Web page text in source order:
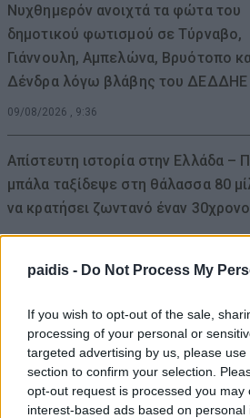
paidis - Do Not Process My
If you wish to opt-out of the sale,
processing of your personal or
targeted advertising by us, please
section to confirm your selection.
opt-out request is processed you may
interest-based ads based on
Νυχθημερόν ανοιχτά τα φώτα του
δημοτικού φωτισμού σε Τύρναβο,
Γιάννουλη, Αμπελώνα, Βρυότοπο
Δένδρα λόγω βλάβης του ΔΕΔΔΗΕ
09/08/2026 , 9:36
Απίστευτη ιστορία στην Ελλάδα –
μπάλα ταξίδεψε στη θάλασσα 80
να κρατήσει ζωντανό έναν 30χρονο
09/08/2026 , 9:25
πρασίνου στη Λάρισα – Συνολικά
στρέμματα υπό τη φροντίδα και
του Δήμου Λαρισαίων
09/08/2026 , 9:09